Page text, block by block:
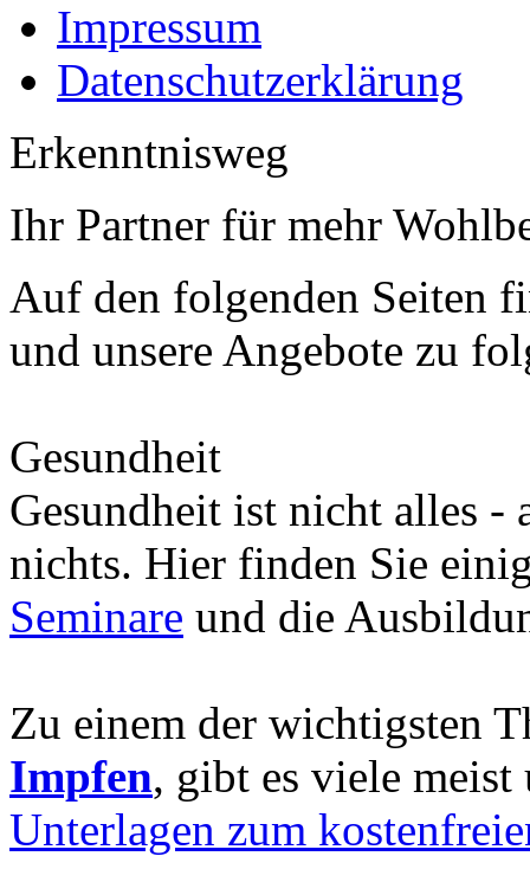
Impressum
Datenschutzerklärung
Erkenntnisweg
Ihr Partner für mehr
Auf den folgenden Seiten
und unsere Angebote zu
Gesundheit
Gesundheit ist nicht alles -
nichts. Hier finden Sie
Seminare und die
Zu einem der wichtigsten
Impfen, gibt es viele
Unterlagen zum